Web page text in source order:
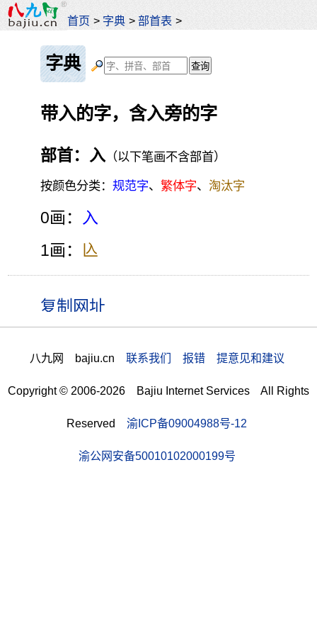
首页 > 字典 >部首表 >
字典
带入的字，含入旁的字
部首：入 （以下笔画不含部首）
按颜色分类：规范字、繁体字、淘汰字
0画：
入
1画：
兦
八九网 bajiu.cn 联系我们 报错 提意见和建议
Copyright © 2006-2026 Bajiu Internet Services All Rights
Reserved 渝ICP备09004988号-12
渝公网安备50010102000199号